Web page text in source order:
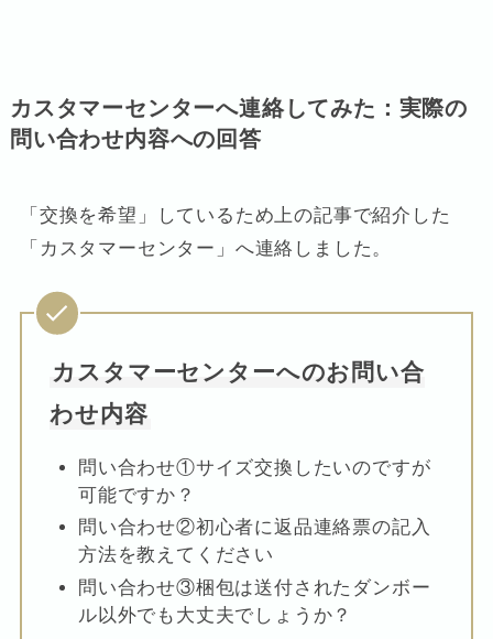
カスタマーセンターへ連絡してみた：実際の
問い合わせ内容への回答
「交換を希望」しているため上の記事で紹介した
「カスタマーセンター」へ連絡しました。
カスタマーセンターへのお問い合
わせ内容
問い合わせ①サイズ交換したいのですが
可能ですか？
問い合わせ②初心者に返品連絡票の記入
方法を教えてください
問い合わせ③梱包は送付されたダンボー
ル以外でも大丈夫でしょうか？